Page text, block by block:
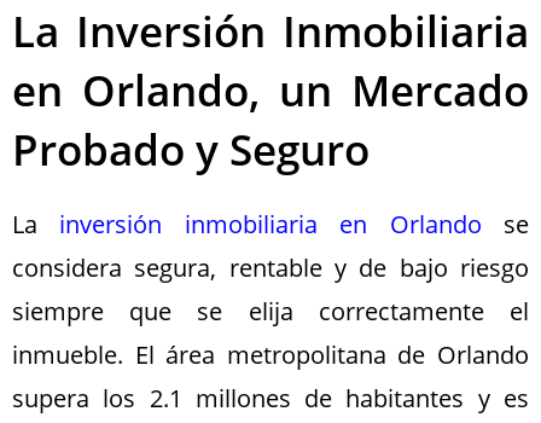
La Inversión Inmobiliaria
en Orlando, un Mercado
Probado y Seguro
La inversión inmobiliaria en Orlando se
considera segura, rentable y de bajo riesgo
siempre que se elija correctamente el
inmueble. El área metropolitana de Orlando
supera los 2.1 millones de habitantes y es